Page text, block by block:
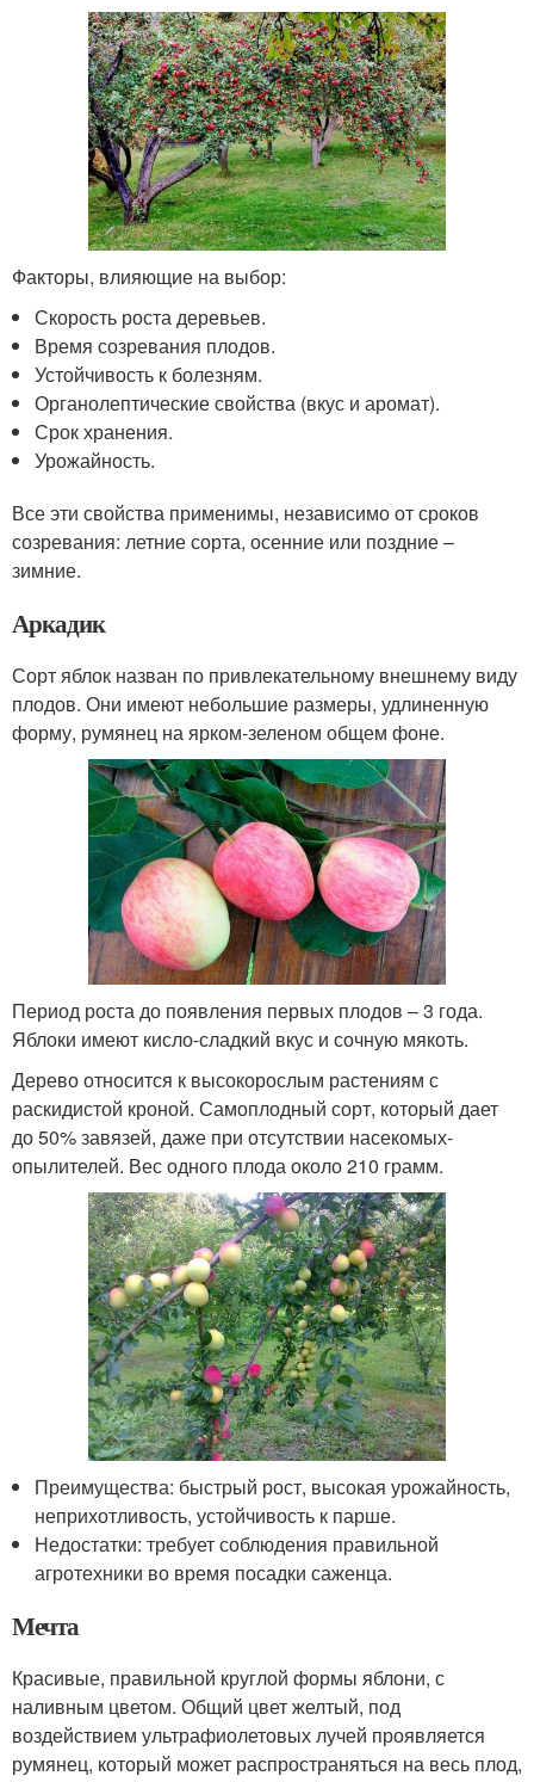
Факторы, влияющие на выбор:
Скорость роста деревьев.
Время созревания плодов.
Устойчивость к болезням.
Органолептические свойства (вкус и аромат).
Срок хранения.
Урожайность.
Все эти свойства применимы, независимо от сроков
созревания: летние сорта, осенние или поздние –
зимние.
Аркадик
Сорт яблок назван по привлекательному внешнему виду
плодов. Они имеют небольшие размеры, удлиненную
форму, румянец на ярком-зеленом общем фоне.
Период роста до появления первых плодов – 3 года.
Яблоки имеют кисло-сладкий вкус и сочную мякоть.
Дерево относится к высокорослым растениям с
раскидистой кроной. Самоплодный сорт, который дает
до 50% завязей, даже при отсутствии насекомых-
опылителей. Вес одного плода около 210 грамм.
Преимущества: быстрый рост, высокая урожайность,
неприхотливость, устойчивость к парше.
Недостатки: требует соблюдения правильной
агротехники во время посадки саженца.
Мечта
Красивые, правильной круглой формы яблони, с
наливным цветом. Общий цвет желтый, под
воздействием ультрафиолетовых лучей проявляется
румянец, который может распространяться на весь плод,